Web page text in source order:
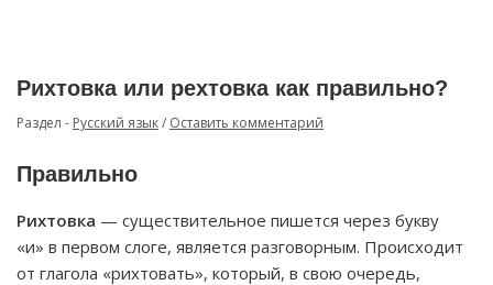
Рихтовка или рехтовка как правильно?
Раздел - Русский язык/ Оставить комментарий
Правильно
Рихтовка — существительное пишется через букву
«и» в первом слоге, является разговорным. Происходит
от глагола «рихтовать», который, в свою очередь,